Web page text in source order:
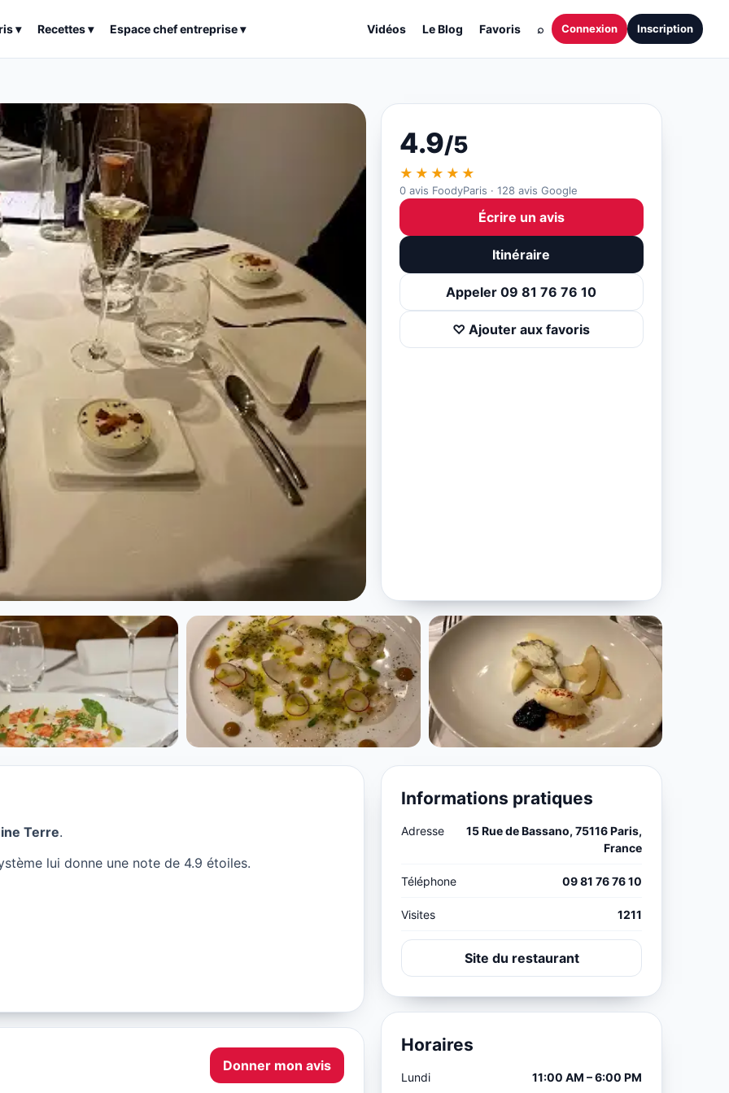
▾ Recettes▾ Espace chef entreprise▾ Vidéos Le Blog Favoris ⌕ Connexion Inscription
4.9/5
★★★★★
0 avis FoodyParis · 128 avis Google
Écrire un avis
Itinéraire
Appeler 09 81 76 76 10
♡ Ajouter aux favoris
Terre.
lui donne une note de 4.9 étoiles.
Donner mon avis
Informations pratiques
Adresse
15 Rue de Bassano, 75116 Paris,
France
Téléphone 09 81 76 76 10
Visites 1211
Site du restaurant
Horaires
Lundi 11:00 AM – 6:00 PM